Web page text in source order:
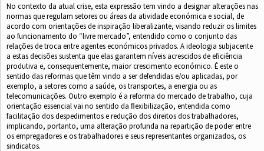
No contexto da atual crise, esta expressão tem vindo a designar alterações nas
normas que regulam setores ou áreas da atividade económica e social, de
acordo com orientações de inspiração liberalizante, visando reduzir os limites
ao funcionamento do “livre mercado”, entendido como o conjunto das
relações de troca entre agentes económicos privados. A ideologia subjacente
a estas decisões sustenta que elas garantem níveis acrescidos de eﬁciência
produtiva e, consequentemente, maior crescimento económico. É este o
sentido das reformas que têm vindo a ser defendidas e/ou aplicadas, por
exemplo, a setores como a saúde, os transportes, a energia ou as
telecomunicações. Outro exemplo é a reforma do mercado de trabalho, cuja
orientação essencial vai no sentido da ﬂexibilização, entendida como
facilitação dos despedimentos e redução dos direitos dos trabalhadores,
implicando, portanto, uma alteração profunda na repartição de poder entre
os empregadores e os trabalhadores e seus representantes organizados, os
sindicatos.